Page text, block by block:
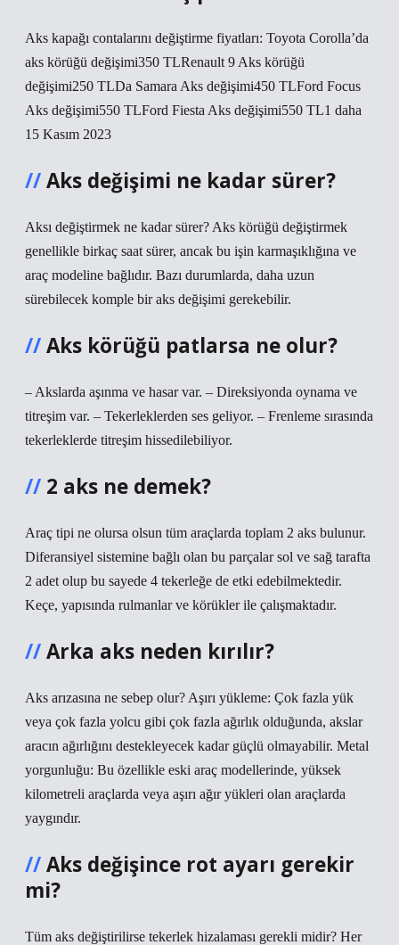
Aks kapağı contalarını değiştirme fiyatları: Toyota Corolla’da
aks körüğü değişimi350 TLRenault 9 Aks körüğü
değişimi250 TLDa Samara Aks değişimi450 TLFord Focus
Aks değişimi550 TLFord Fiesta Aks değişimi550 TL1 daha
15 Kasım 2023
Aks değişimi ne kadar sürer?
Aksı değiştirmek ne kadar sürer? Aks körüğü değiştirmek
genellikle birkaç saat sürer, ancak bu işin karmaşıklığına ve
araç modeline bağlıdır. Bazı durumlarda, daha uzun
sürebilecek komple bir aks değişimi gerekebilir.
Aks körüğü patlarsa ne olur?
– Akslarda aşınma ve hasar var. – Direksiyonda oynama ve
titreşim var. – Tekerleklerden ses geliyor. – Frenleme sırasında
tekerleklerde titreşim hissedilebiliyor.
2 aks ne demek?
Araç tipi ne olursa olsun tüm araçlarda toplam 2 aks bulunur.
Diferansiyel sistemine bağlı olan bu parçalar sol ve sağ tarafta
2 adet olup bu sayede 4 tekerleğe de etki edebilmektedir.
Keçe, yapısında rulmanlar ve körükler ile çalışmaktadır.
Arka aks neden kırılır?
Aks arızasına ne sebep olur? Aşırı yükleme: Çok fazla yük
veya çok fazla yolcu gibi çok fazla ağırlık olduğunda, akslar
aracın ağırlığını destekleyecek kadar güçlü olmayabilir. Metal
yorgunluğu: Bu özellikle eski araç modellerinde, yüksek
kilometreli araçlarda veya aşırı ağır yükleri olan araçlarda
yaygındır.
Aks değişince rot ayarı gerekir
mi?
Tüm aks değiştirilirse tekerlek hizalaması gerekli midir? Her